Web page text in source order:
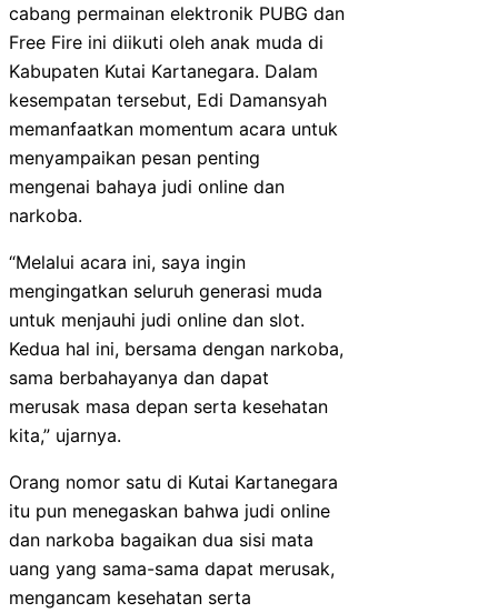
cabang permainan elektronik PUBG dan
Free Fire ini diikuti oleh anak muda di
Kabupaten Kutai Kartanegara. Dalam
kesempatan tersebut, Edi Damansyah
memanfaatkan momentum acara untuk
menyampaikan pesan penting
mengenai bahaya judi online dan
narkoba.
“Melalui acara ini, saya ingin
mengingatkan seluruh generasi muda
untuk menjauhi judi online dan slot.
Kedua hal ini, bersama dengan narkoba,
sama berbahayanya dan dapat
merusak masa depan serta kesehatan
kita,” ujarnya.
Orang nomor satu di Kutai Kartanegara
itu pun menegaskan bahwa judi online
dan narkoba bagaikan dua sisi mata
uang yang sama-sama dapat merusak,
mengancam kesehatan serta